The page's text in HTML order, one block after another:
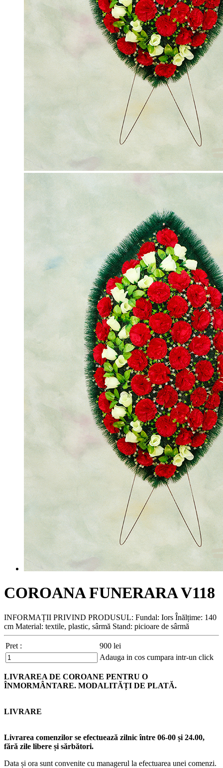
COROANA FUNERARA V118
INFORMAȚII PRIVIND PRODUSUL: Fundal: Iors Înălțime: 140
cm Material: textile, plastic, sârmă Stand: picioare de sârmă
Pret : 900 lei
Adauga in cos cumpara intr-un click
LIVRAREA DE COROANE PENTRU O
ÎNMORMÂNTARE. MODALITĂȚI DE PLATĂ.
LIVRARE
Livrarea comenzilor se efectuează zilnic între 06-00 și 24.00,
fără zile libere și sărbători.
Data și ora sunt convenite cu managerul la efectuarea unei comenzi.